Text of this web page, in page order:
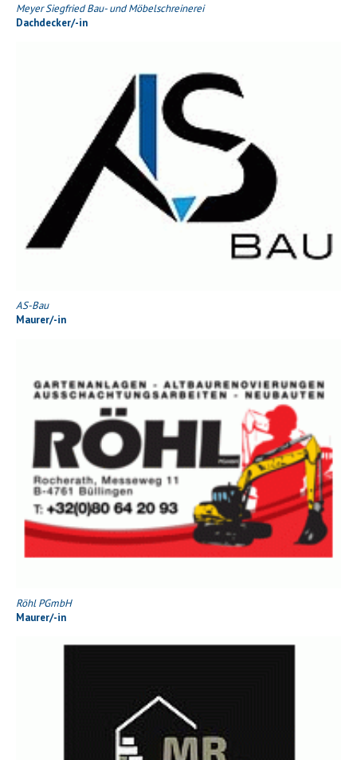
Meyer Siegfried Bau- und Möbelschreinerei
Dachdecker/-in
AS-Bau
Maurer/-in
Röhl PGmbH
Maurer/-in